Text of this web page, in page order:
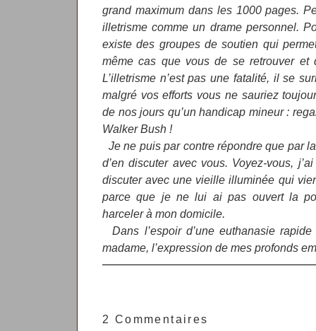
grand maximum dans les 1000 pages.
illetrisme comme un drame personnel.
existe des groupes de soutien qui
même cas que vous de se retrouver et
L’illetrisme n’est pas une fatalité, il se
malgré vos efforts vous ne sauriez
de nos jours qu’un handicap mineur :
Walker Bush !
Je ne puis par contre répondre que par
d’en discuter avec vous. Voyez-vous,
discuter avec une vieille illuminée qui
parce que je ne lui ai pas ouvert la
harceler à mon domicile.
Dans l’espoir d’une euthanasie
madame, l’expression de mes profonds
2 Commentaires